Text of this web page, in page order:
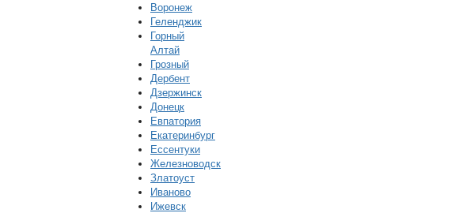
Воронеж
Геленджик
Горный
Алтай
Грозный
Дербент
Дзержинск
Донецк
Евпатория
Екатеринбург
Ессентуки
Железноводск
Златоуст
Иваново
Ижевск